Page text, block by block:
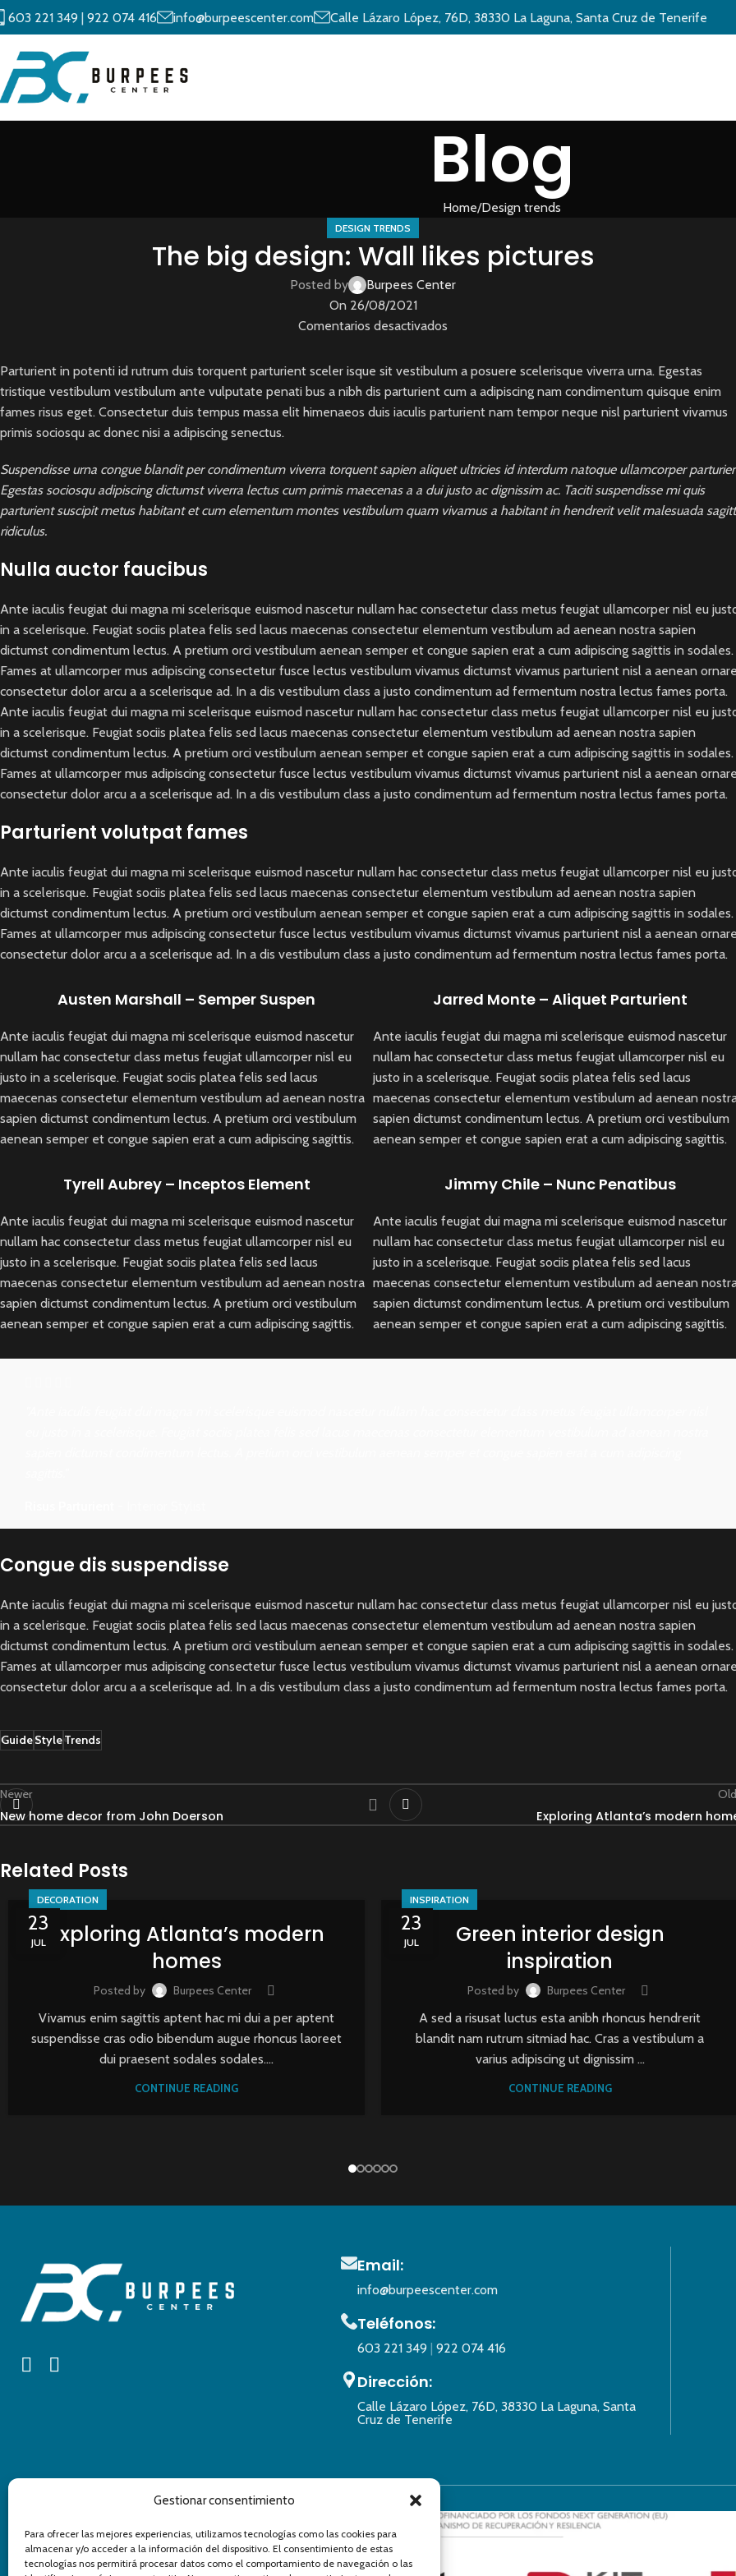
Gestionar consentimiento
Para ofrecer las mejores experiencias, utilizamos tecnologías como las cookies para
almacenar y/o acceder a la información del dispositivo. El consentimiento de estas
tecnologías nos permitirá procesar datos como el comportamiento de navegación o las
603 221 349 | 922 074 416 info@burpeescenter.com Calle Lázaro López, 76D, 38330 La Laguna, Santa Cruz de Tenerife
Blog
Home Design trends
DESIGN TRENDS
The big design: Wall likes pictures
Posted by
Burpees Center
On 26/08/2021
Comentarios desactivados
Parturient in potenti id rutrum duis torquent parturient sceler isque sit vestibulum a posuere scelerisque viverra urna. Egestas
tristique vestibulum vestibulum ante vulputate penati bus a nibh dis parturient cum a adipiscing nam condimentum quisque enim
fames risus eget. Consectetur duis tempus massa elit himenaeos duis iaculis parturient nam tempor neque nisl parturient vivamus
primis sociosqu ac donec nisi a adipiscing senectus.
Suspendisse urna congue blandit per condimentum viverra torquent sapien aliquet ultricies id interdum natoque ullamcorper
Egestas sociosqu adipiscing dictumst viverra lectus cum primis maecenas a a dui justo ac dignissim ac. Taciti suspendisse mi quis
parturient suscipit metus habitant et cum elementum montes vestibulum quam vivamus a habitant in hendrerit velit malesuada
ridiculus.
Nulla auctor faucibus
Ante iaculis feugiat dui magna mi scelerisque euismod nascetur nullam hac consectetur class metus feugiat ullamcorper nisl eu
in a scelerisque. Feugiat sociis platea felis sed lacus maecenas consectetur elementum vestibulum ad aenean nostra sapien
dictumst condimentum lectus. A pretium orci vestibulum aenean semper et congue sapien erat a cum adipiscing sagittis in sodales.
Fames at ullamcorper mus adipiscing consectetur fusce lectus vestibulum vivamus dictumst vivamus parturient nisl a aenean ornare
consectetur dolor arcu a a scelerisque ad. In a dis vestibulum class a justo condimentum ad fermentum nostra lectus fames porta.
Ante iaculis feugiat dui magna mi scelerisque euismod nascetur nullam hac consectetur class metus feugiat ullamcorper nisl eu
in a scelerisque. Feugiat sociis platea felis sed lacus maecenas consectetur elementum vestibulum ad aenean nostra sapien
dictumst condimentum lectus. A pretium orci vestibulum aenean semper et congue sapien erat a cum adipiscing sagittis in sodales.
Fames at ullamcorper mus adipiscing consectetur fusce lectus vestibulum vivamus dictumst vivamus parturient nisl a aenean ornare
consectetur dolor arcu a a scelerisque ad. In a dis vestibulum class a justo condimentum ad fermentum nostra lectus fames porta.
Parturient volutpat fames
Ante iaculis feugiat dui magna mi scelerisque euismod nascetur nullam hac consectetur class metus feugiat ullamcorper nisl eu
in a scelerisque. Feugiat sociis platea felis sed lacus maecenas consectetur elementum vestibulum ad aenean nostra sapien
dictumst condimentum lectus. A pretium orci vestibulum aenean semper et congue sapien erat a cum adipiscing sagittis in sodales.
Fames at ullamcorper mus adipiscing consectetur fusce lectus vestibulum vivamus dictumst vivamus parturient nisl a aenean ornare
consectetur dolor arcu a a scelerisque ad. In a dis vestibulum class a justo condimentum ad fermentum nostra lectus fames porta.
Austen Marshall – Semper Suspen
Ante iaculis feugiat dui magna mi scelerisque euismod nascetur
nullam hac consectetur class metus feugiat ullamcorper nisl eu
justo in a scelerisque. Feugiat sociis platea felis sed lacus
maecenas consectetur elementum vestibulum ad aenean nostra
sapien dictumst condimentum lectus. A pretium orci vestibulum
aenean semper et congue sapien erat a cum adipiscing sagittis.
Jarred Monte – Aliquet Parturient
Ante iaculis feugiat dui magna mi scelerisque euismod nascetur
nullam hac consectetur class metus feugiat ullamcorper nisl eu
justo in a scelerisque. Feugiat sociis platea felis sed lacus
maecenas consectetur elementum vestibulum ad aenean
sapien dictumst condimentum lectus. A pretium orci vestibulum
aenean semper et congue sapien erat a cum adipiscing sagittis.
Tyrell Aubrey – Inceptos Element
Ante iaculis feugiat dui magna mi scelerisque euismod nascetur
nullam hac consectetur class metus feugiat ullamcorper nisl eu
justo in a scelerisque. Feugiat sociis platea felis sed lacus
maecenas consectetur elementum vestibulum ad aenean nostra
sapien dictumst condimentum lectus. A pretium orci vestibulum
aenean semper et congue sapien erat a cum adipiscing sagittis.
Jimmy Chile – Nunc Penatibus
Ante iaculis feugiat dui magna mi scelerisque euismod nascetur
nullam hac consectetur class metus feugiat ullamcorper nisl eu
justo in a scelerisque. Feugiat sociis platea felis sed lacus
maecenas consectetur elementum vestibulum ad aenean
sapien dictumst condimentum lectus. A pretium orci vestibulum
aenean semper et congue sapien erat a cum adipiscing sagittis.
Congue dis suspendisse
Ante iaculis feugiat dui magna mi scelerisque euismod nascetur nullam hac consectetur class metus feugiat ullamcorper nisl eu
in a scelerisque. Feugiat sociis platea felis sed lacus maecenas consectetur elementum vestibulum ad aenean nostra sapien
dictumst condimentum lectus. A pretium orci vestibulum aenean semper et congue sapien erat a cum adipiscing sagittis in sodales.
Fames at ullamcorper mus adipiscing consectetur fusce lectus vestibulum vivamus dictumst vivamus parturient nisl a aenean ornare
consectetur dolor arcu a a scelerisque ad. In a dis vestibulum class a justo condimentum ad fermentum nostra lectus fames porta.
GuideStyleTrends
Newer
New home decor from John Doerson Exploring Atlanta’s modern
Related Posts
23
JUL
DECORATION
Exploring Atlanta’s modern
homes
Posted by Burpees Center
Vivamus enim sagittis aptent hac mi dui a per aptent
suspendisse cras odio bibendum augue rhoncus laoreet
dui praesent sodales sodales....
CONTINUE READING
23
JUL
INSPIRATION
Green interior design
inspiration
Posted by Burpees Center
A sed a risusat luctus esta anibh rhoncus hendrerit
blandit nam rutrum sitmiad hac. Cras a vestibulum a
varius adipiscing ut dignissim ...
CONTINUE READING
Email:
info@burpeescenter.com
Teléfonos:
603 221 349| 922 074 416
Dirección:
Calle Lázaro López, 76D, 38330 La Laguna, Santa
Cruz de Tenerife